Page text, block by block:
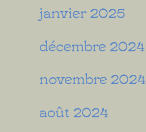
janvier 2025
décembre 2024
novembre 2024
août 2024